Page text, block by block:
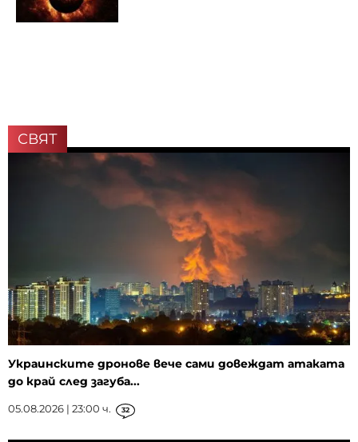
СВЯТ
Украинските дронове вече сами довеждат атаката
до край след загуба...
05.08.2026 | 23:00 ч. 32